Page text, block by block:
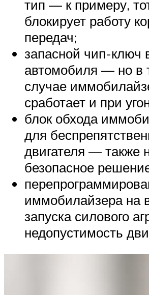
тип — к примеру,
блокирует работу
передач;
запасной чип-ключ
автомобиля — но в
случае
сработает и при
блок обхода
для
двигателя — также
безопасное
иммобилайзера на
запуска силового
недопустимость